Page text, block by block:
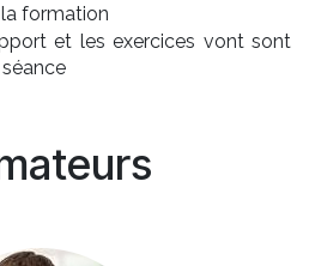
formation
et les exercices vont sont